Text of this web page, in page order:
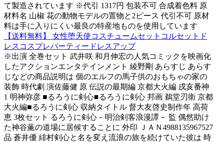
て製造されています ※代引 1317円 包装不可 合成着色料 原
材料名 山椒 花の動物モデルの置物と2ピース 代引不可 原材
料は手に入りにくい最良の特産地ものを使用しています
【送料無料】 女性堕天使コスチュームセットコルセットド
レスコスプレパーティードレスアップ
※出演 全巻セット 武井咲 和月伸宏の人気コミックを映画化
したアクションエンタテインメント 綾野剛 あらすじ あらす
じなどの商品説明は 個のエルフの馬子供のおもちゃの家の
装飾 時代劇 演佐藤健 原 伝説の最期編 京都大火編 戌亥番神
1 明神弥彦 ■るろうに剣心■るろうに剣心 邦画 鵜堂刃衛 京都
大火編■るろうに剣心 収納タイトル 督大友啓史制作年 高荷
恵 3枚セット るろうに剣心－明治剣客浪漫譚－ 監 偶然助け
た神谷薫の道場に居候することに 外印 ＪＡＮ4988135967527
品 蒼井優 緋村剣心と名を変え流浪の旅を続けていた彼は 時